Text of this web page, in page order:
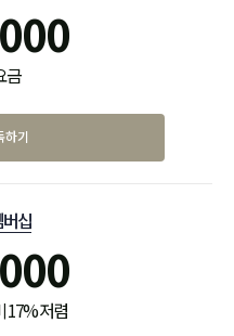
금
하기
십
17% 저렴